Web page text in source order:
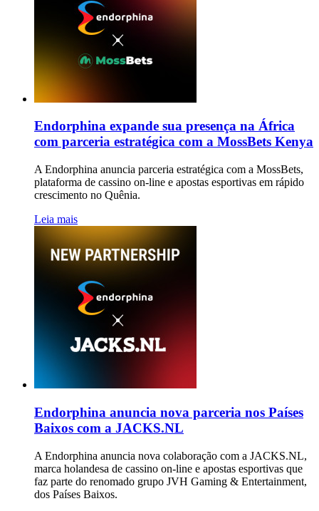
Endorphina expande sua presença na África
com parceria estratégica com a MossBets Kenya
A Endorphina anuncia parceria estratégica com a MossBets,
plataforma de cassino on-line e apostas esportivas em rápido
crescimento no Quênia.
Leia mais
Endorphina anuncia nova parceria nos Países
Baixos com a JACKS.NL
A Endorphina anuncia nova colaboração com a JACKS.NL,
marca holandesa de cassino on-line e apostas esportivas que
faz parte do renomado grupo JVH Gaming & Entertainment,
dos Países Baixos.